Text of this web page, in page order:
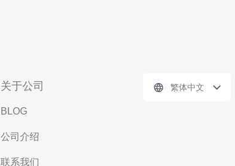
关于公司
BLOG
公司介绍
联系我们
繁体中文